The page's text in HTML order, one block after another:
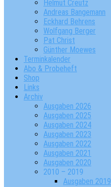
Helmut Creutz
Andreas Bangemann
Eckhard Behrens
Wolfgang Berger
Pat Christ
Günther Moewes
Terminkalender
Abo & Probeheft
Shop
Links
Archiv
Ausgaben 2026
Ausgaben 2025
Ausgaben 2024
Ausgaben 2023
Ausgaben 2022
Ausgaben 2021
Ausgaben 2020
2010 – 2019
Ausgaben 2019